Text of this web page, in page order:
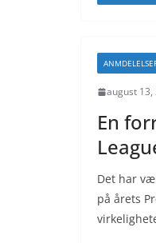
august 13,
En
Det har
på årets